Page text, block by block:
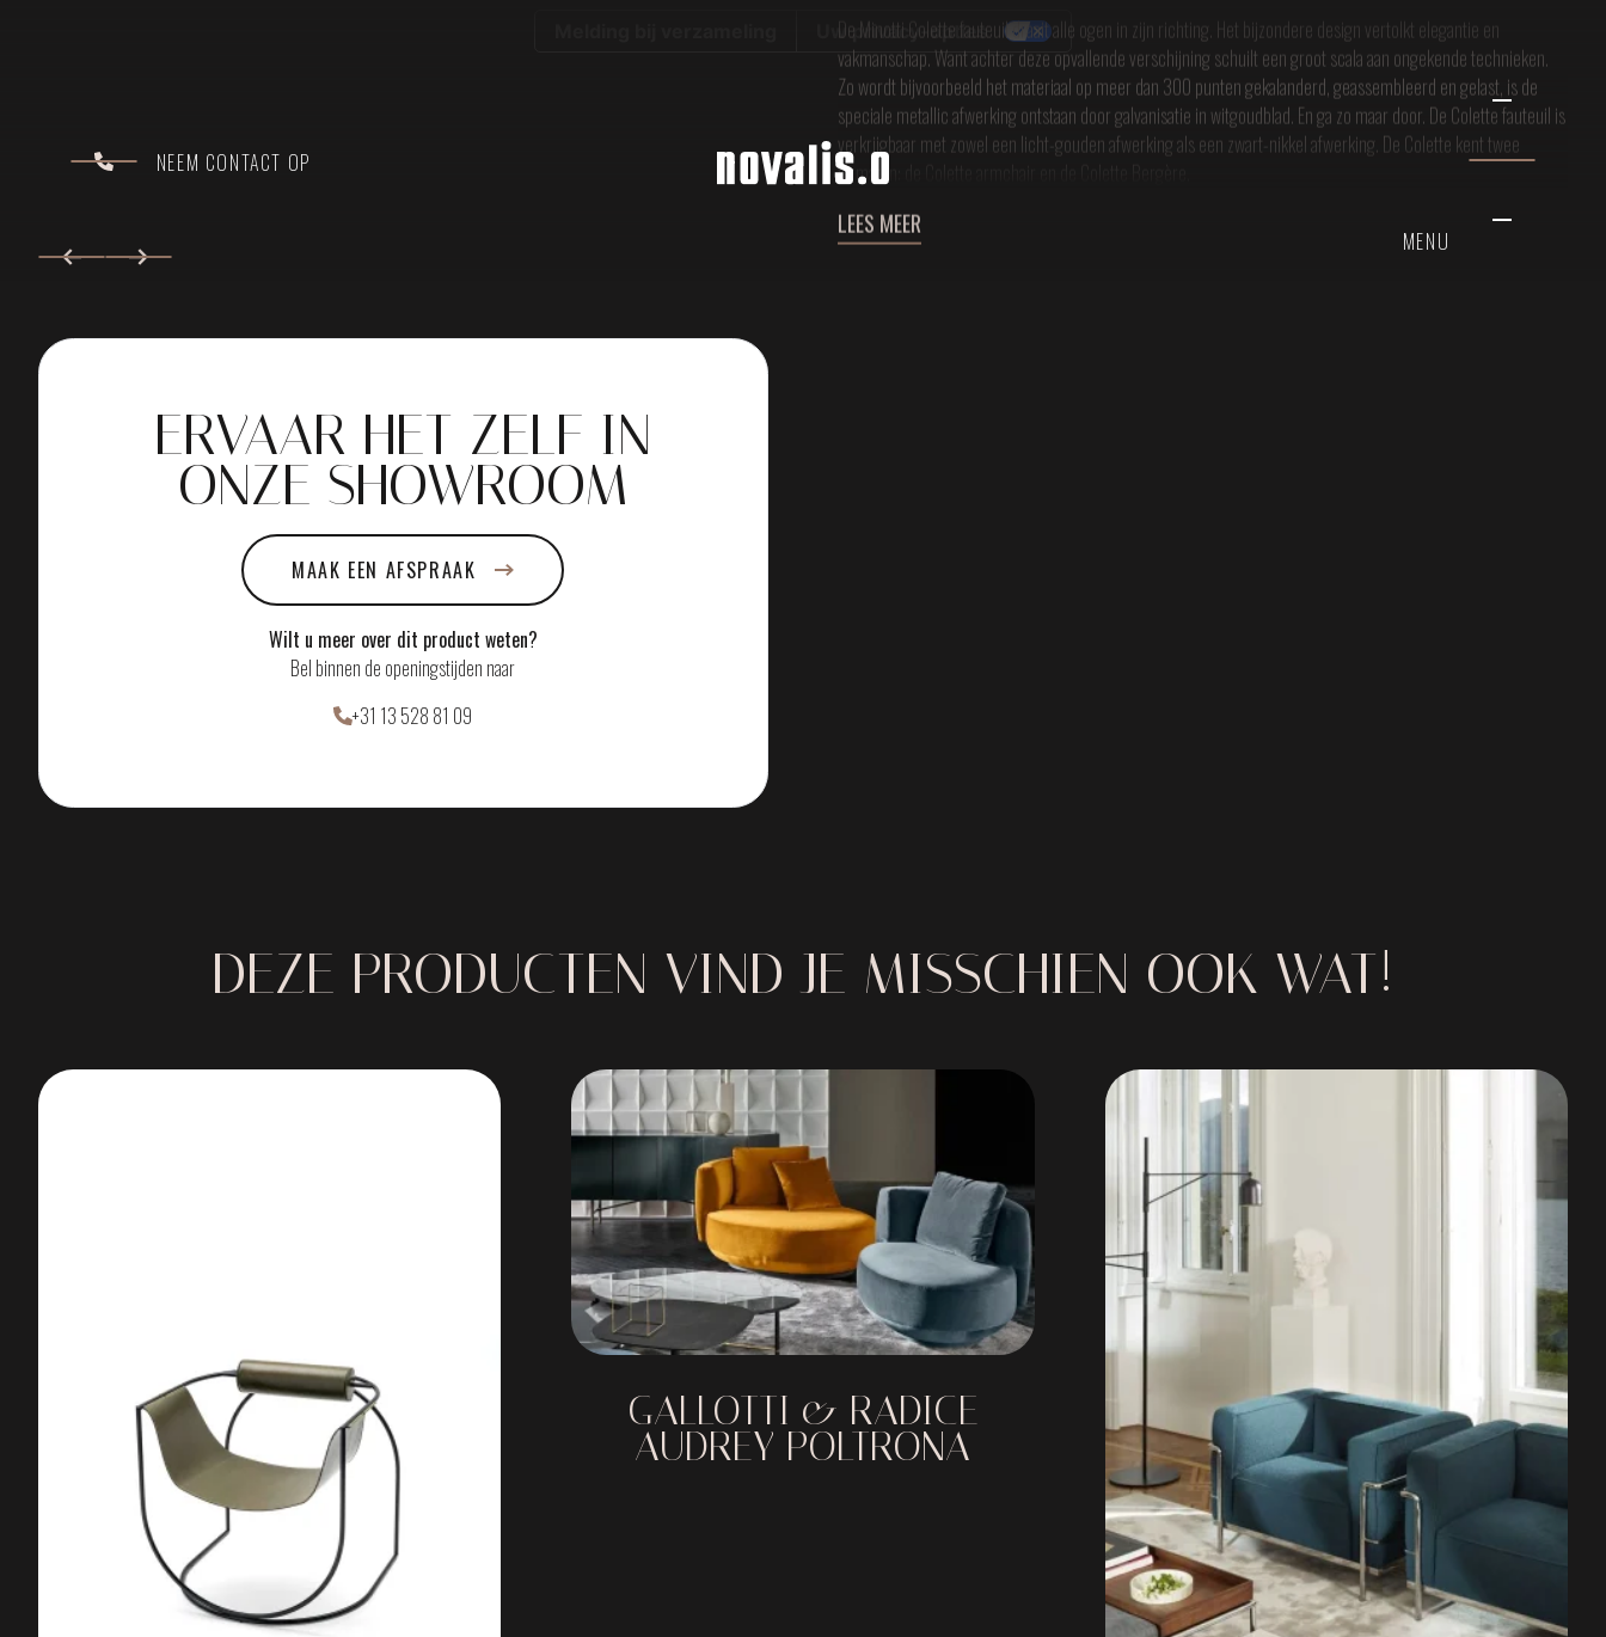
NEEM CONTACT OP
MENU
ERVAAR HET ZELF IN
ONZE SHOWROOM
MAAK EEN AFSPRAAK
Wilt u meer over dit product weten?
Bel binnen de openingstijden naar
+31 13 528 81 09
De Minotti Colette fauteuil draait alle ogen in zijn richting. Het bijzondere design vertolkt elegantie en
vakmanschap. Want achter deze opvallende verschijning schuilt een groot scala aan ongekende technieken.
Zo wordt bijvoorbeeld het materiaal op meer dan 300 punten gekalanderd, geassembleerd en gelast, is de
speciale metallic afwerking ontstaan door galvanisatie in witgoudblad. En ga zo maar door. De Colette fauteuil is
verkrijgbaar met zowel een licht-gouden afwerking als een zwart-nikkel afwerking. De Colette kent twee
formaten: de Colette armchair en de Colette Bergère.
LEES MEER
DEZE PRODUCTEN VIND JE MISSCHIEN OOK WAT!
GALLOTTI & RADICE
AUDREY POLTRONA
Uw privacy-opties